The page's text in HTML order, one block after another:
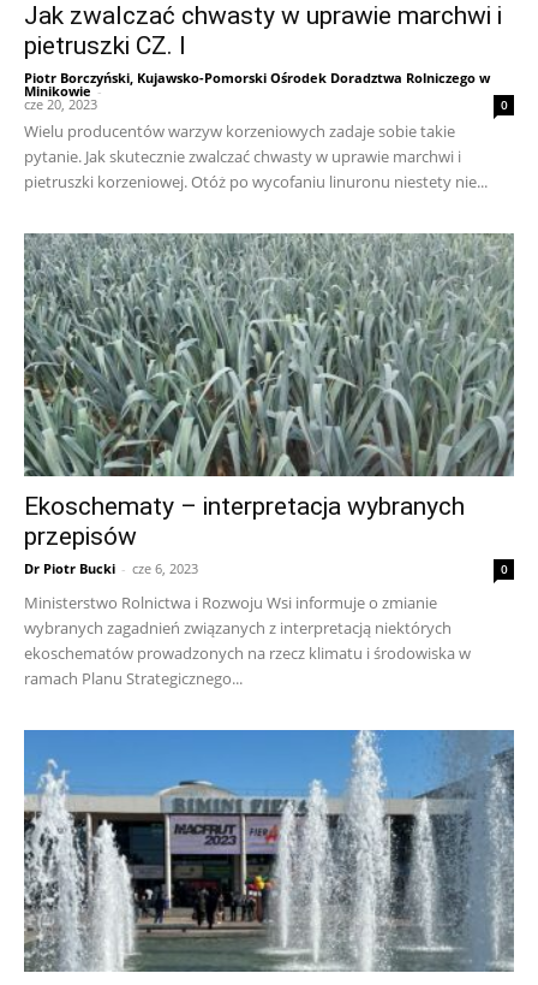
Jak zwalczać chwasty w uprawie marchwi i
pietruszki CZ. I
Piotr Borczyński, Kujawsko-Pomorski Ośrodek Doradztwa Rolniczego w
Minikowie -
cze 20, 2023 0
Wielu producentów warzyw korzeniowych zadaje sobie takie
pytanie. Jak skutecznie zwalczać chwasty w uprawie marchwi i
pietruszki korzeniowej. Otóż po wycofaniu linuronu niestety nie...
Ekoschematy – interpretacja wybranych
przepisów
Dr Piotr Bucki - cze 6, 2023 0
Ministerstwo Rolnictwa i Rozwoju Wsi informuje o zmianie
wybranych zagadnień związanych z interpretacją niektórych
ekoschematów prowadzonych na rzecz klimatu i środowiska w
ramach Planu Strategicznego...